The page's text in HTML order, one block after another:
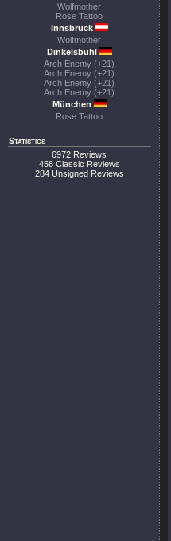
Wolfmother
Rose Tattoo
Innsbruck
Wolfmother
Dinkelsbühl
Arch Enemy (+21)
Arch Enemy (+21)
Arch Enemy (+21)
Arch Enemy (+21)
München
Rose Tattoo
Statistics
6972 Reviews
458 Classic Reviews
284 Unsigned Reviews